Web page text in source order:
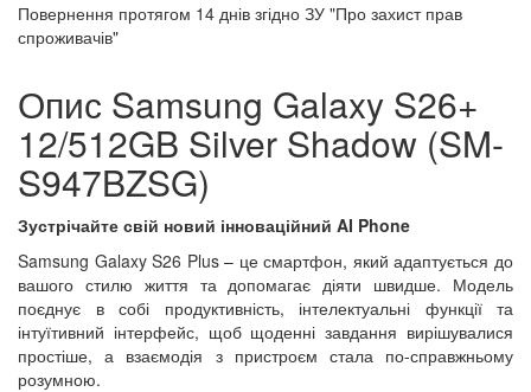
Повернення протягом 14 днів згідно ЗУ "Про захист прав
спроживачів"
Опис Samsung Galaxy S26+
12/512GB Silver Shadow (SM-
S947BZSG)
Зустрічайте свій новий інноваційний AI Phone
Samsung Galaxy S26 Plus – це смартфон, який адаптується до
вашого стилю життя та допомагає діяти швидше. Модель
поєднує в собі продуктивність, інтелектуальні функції та
інтуїтивний інтерфейс, щоб щоденні завдання вирішувалися
простіше, а взаємодія з пристроєм стала по-справжньому
розумною.